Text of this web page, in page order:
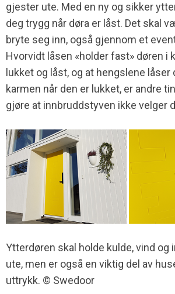
gjester ute. Med en ny og sikker
deg trygg når døra er låst. Det skal
bryte seg inn, også gjennom et
Hvorvidt låsen «holder fast» døren i
lukket og låst, og at hengslene låser
karmen når den er lukket, er andre
gjøre at innbruddstyven ikke velger
Ytterdøren skal holde kulde, vind og
ute, men er også en viktig del av
uttrykk. © Swedoor